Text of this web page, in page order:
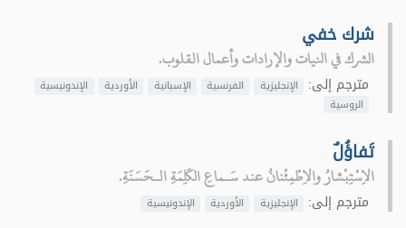
شرك خفي
الشرك في النيات والإرادات وأعمال القلوب.
مترجم إلى: الإنجليزية الفرنسية الإسبانية الأوردية
الإندونيسية
الروسية
تَفاؤُلٌ
الاِسْتِبْشارُ والاِطْمِئْنانُ عند سَـماعِ الكَلِمَةِ الـحَسَنَةِ.
مترجم إلى: الإنجليزية الأوردية الإندونيسية